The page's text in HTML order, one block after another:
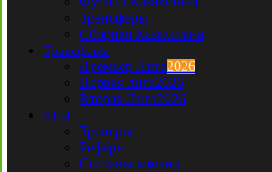
Трансферы
Сборная Казахстана
Трансферы
Премьер Лига2026
Первая лига2026
Вторая Лига2026
КПЛ
Тренеры
Рефери
Составы команд